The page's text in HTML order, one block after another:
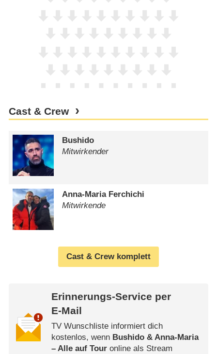
Cast & Crew
Bushido
Mitwirkender
Anna-Maria Ferchichi
Mitwirkende
Cast & Crew komplett
Erinnerungs-Service per
E-Mail
TV Wunschliste informiert dich
kostenlos, wenn Bushido & Anna-Maria
– Alle auf Touronline als Stream